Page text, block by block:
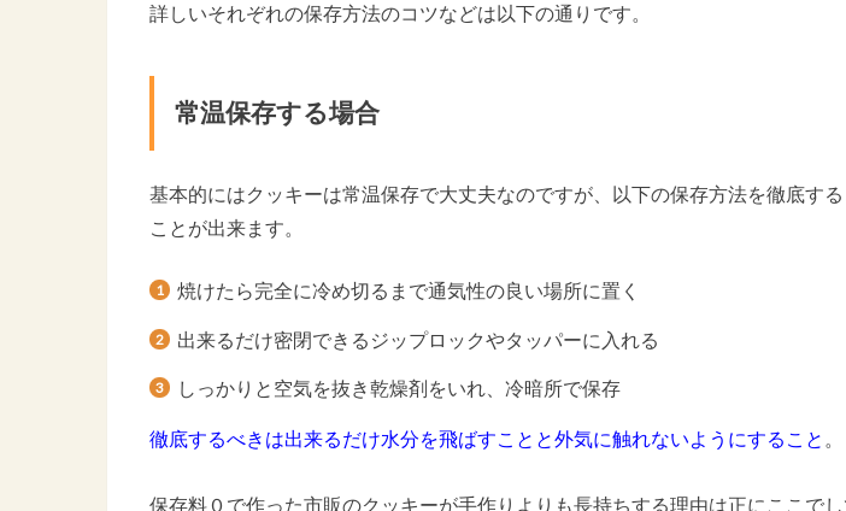
詳しいそれぞれの保存方法のコツなどは以下の通りです。
常温保存する場合
基本的にはクッキーは常温保存で大丈夫なのですが、以下の保存方法を徹底す
ことが出来ます。
焼けたら完全に冷め切るまで通気性の良い場所に置く
出来るだけ密閉できるジップロックやタッパーに入れる
しっかりと空気を抜き乾燥剤をいれ、冷暗所で保存
徹底するべきは出来るだけ水分を飛ばすことと外気に触れないようにすること 。
保存料０で作った市販のクッキーが手作りよりも長持ちする理由は正にここで